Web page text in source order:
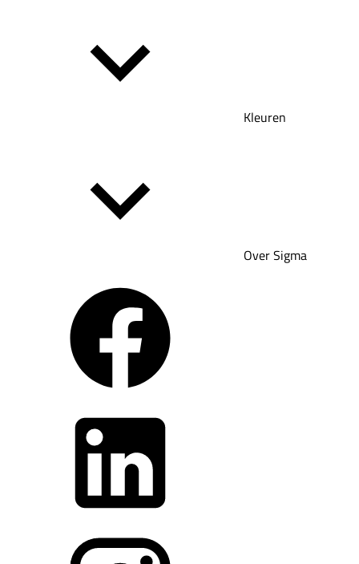
Kleuren
Over Sigma